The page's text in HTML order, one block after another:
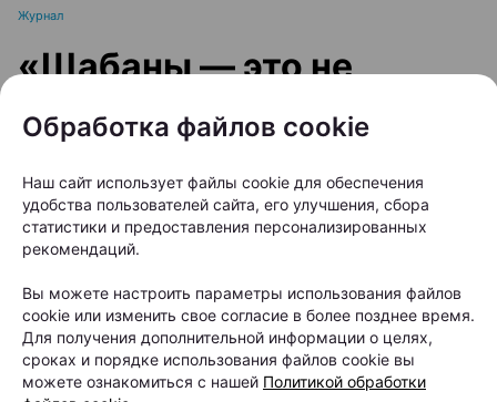
Журнал
«Шабаны — это не
просто адрес»: минский
бренд выпустил
коллекцию о
легендарном районе
Индустриальный колорит, панельки и эстетика
района Минска превратились в принты на
Обработка файлов cookie
Наш сайт использует файлы cookie для обеспечения
удобства пользователей сайта, его улучшения, сбора
статистики и предоставления персонализированных
рекомендаций.
Вы можете настроить параметры использования файлов
cookie или изменить свое согласие в более позднее время.
Для получения дополнительной информации о целях,
сроках и порядке использования файлов cookie вы
можете ознакомиться с нашей Политикой обработки